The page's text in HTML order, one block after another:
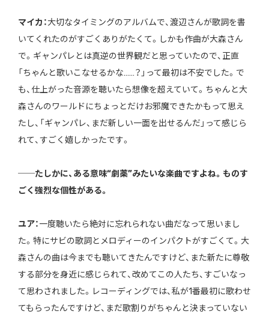
マイカ：大切なタイミングのアルバムで、渡辺さんが歌詞を書
いてくれたのがすごくありがたくて。しかも作曲が大森さん
で。ギャンパレとは真逆の世界観だと思っていたので、正直
「ちゃんと歌いこなせるかな……？」って最初は不安でした。で
も、仕上がった音源を聴いたら想像を超えていて。ちゃんと大
森さんのワールドにちょっとだけお邪魔できたかもって思え
たし、「ギャンパレ、まだ新しい一面を出せるんだ」って感じら
れて、すごく嬉しかったです。
──たしかに、ある意味“劇薬”みたいな楽曲ですよね。ものす
ごく強烈な個性がある。
ユア：一度聴いたら絶対に忘れられない曲だなって思いまし
た。特にサビの歌詞とメロディーのインパクトがすごくて。大
森さんの曲は今までも聴いてきたんですけど、また新たに尊敬
する部分を身近に感じられて、改めてこの人たち、すごいなっ
て思わされました。レコーディングでは、私が1番最初に歌わせ
てもらったんですけど、まだ歌割りがちゃんと決まっていない